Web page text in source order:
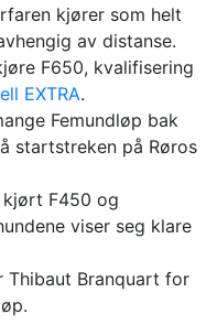
kjører som helt
av distanse.
F650, kvalifisering
EXTRA.
Femundløp bak
startstreken på Røros
kjørt F450 og
viser seg klare
Thibaut Branquart for